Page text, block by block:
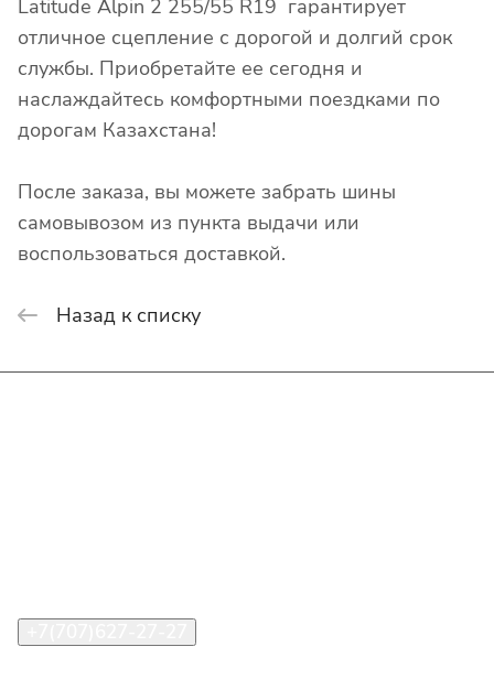
Latitude Alpin 2 255/55 R19 гарантирует
отличное сцепление с дорогой и долгий срок
службы. Приобретайте ее сегодня и
наслаждайтесь комфортными поездками по
дорогам Казахстана!
После заказа, вы можете забрать шины
самовывозом из пункта выдачи или
воспользоваться доставкой.
Назад к списку